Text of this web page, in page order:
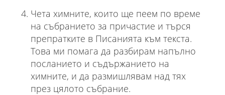
Чета химните, които ще пеем по време
на събранието за причастие и търся
препратките в Писанията към текста.
Това ми помага да разбирам напълно
посланието и съдържанието на
химните, и да размишлявам над тях
през цялото събрание.